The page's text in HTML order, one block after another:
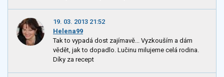
19. 03. 2013 21:52
Helena99
Tak to vypadá dost zajímavě... Vyzkouším a dám
vědět, jak to dopadlo. Lučinu milujeme celá rodina.
Díky za recept